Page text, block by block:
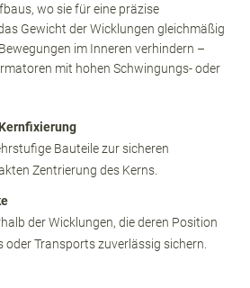
wo sie für eine präzise
Gewicht der Wicklungen gleichmäßig
im Inneren verhindern –
mit hohen Schwingungs- oder
Bauteile zur sicheren
Zentrierung des Kerns.
der Wicklungen, die deren Position
oder Transports zuverlässig sichern.